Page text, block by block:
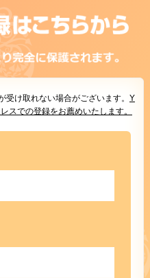
け取れない場合がございます。 Y
スでの登録をお薦めいたします。